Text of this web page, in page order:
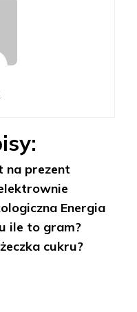
na prezent
Energia
ile to gram?
cukru?